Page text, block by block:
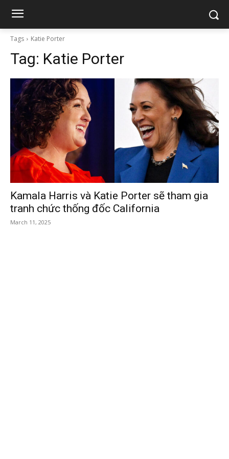
Tags Katie Porter
Tag: Katie Porter
Kamala Harris và Katie Porter sẽ tham gia
tranh chức thống đốc California
March 11, 2025